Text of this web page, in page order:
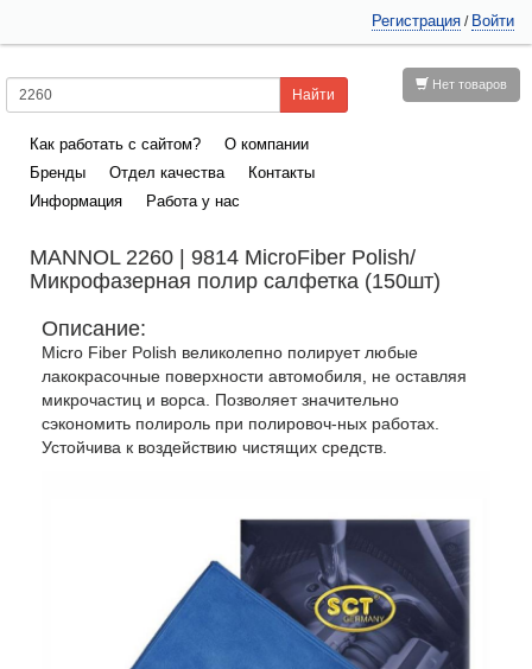
Регистрация / Войти
Нет товаров
Как работать с сайтом?
О компании
Бренды
Отдел качества
Контакты
Информация
Работа у нас
MANNOL 2260 | 9814 MicroFiber Polish/
Микрофазерная полир салфетка (150шт)
Описание:
Micro Fiber Polish великолепно полирует любые
лакокрасочные поверхности автомобиля, не оставляя
микрочастиц и ворса. Позволяет значительно
сэкономить полироль при полировоч-ных работах.
Устойчива к воздействию чистящих средств.